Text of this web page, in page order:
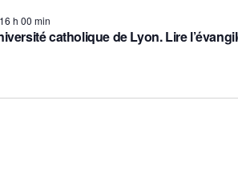
catholique de Lyon. Lire
h 00 min